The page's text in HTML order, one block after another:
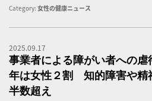
Category: 女性の健康ニュース
2025.09.17
事業者による障がい者への虐
年は女性２割 知的障害や精
半数超え